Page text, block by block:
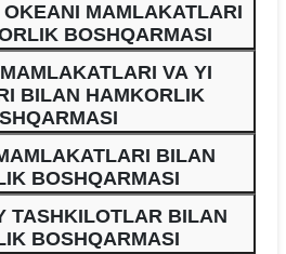
OKEANI MAMLAKATLARI
BOSHQARMASI
VA YI
BILAN HAMKORLIK
BILAN
BOSHQARMASI
TASHKILOTLAR BILAN
BOSHQARMASI